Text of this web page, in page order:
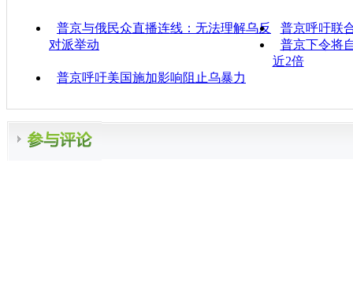
普京与俄民众直播连线：无法理解乌反
对派举动
普京呼吁联
普京下令将
近2倍
普京呼吁美国施加影响阻止乌暴力